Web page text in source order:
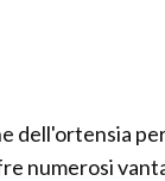
dell'ortensia
numerosi